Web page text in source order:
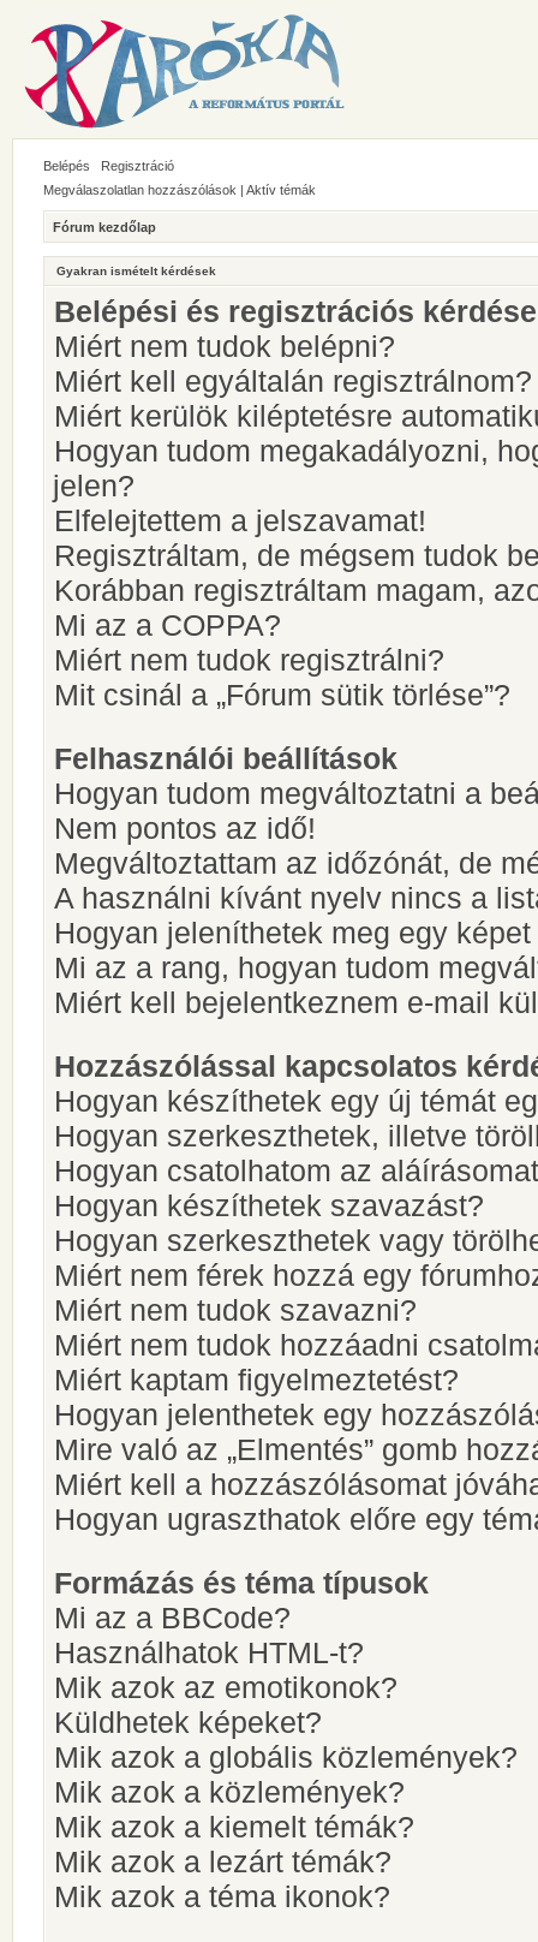
Belépés
Regisztráció
Megválaszolatlan hozzászólások | Aktív témák
Fórum kezdőlap
Gyakran ismételt kérdések
Belépési és regisztrációs
Miért nem tudok belépni?
Miért kell egyáltalán regisztrálnom?
Miért kerülök kiléptetésre
Hogyan tudom megakadályozni,
jelen?
Elfelejtettem a jelszavamat!
Regisztráltam, de mégsem tudok
Korábban regisztráltam magam,
Mi az a COPPA?
Miért nem tudok regisztrálni?
Mit csinál a „Fórum sütik törlése”?
Felhasználói beállítások
Hogyan tudom megváltoztatni a
Nem pontos az idő!
Megváltoztattam az időzónát, de
A használni kívánt nyelv nincs a
Hogyan jeleníthetek meg egy
Mi az a rang, hogyan tudom
Miért kell bejelentkeznem e-mail
Hozzászólással kapcsolatos
Hogyan készíthetek egy új témát
Hogyan szerkeszthetek, illetve
Hogyan csatolhatom az
Hogyan készíthetek szavazást?
Hogyan szerkeszthetek vagy
Miért nem férek hozzá egy
Miért nem tudok szavazni?
Miért nem tudok hozzáadni
Miért kaptam figyelmeztetést?
Hogyan jelenthetek egy
Mire való az „Elmentés” gomb
Miért kell a hozzászólásomat
Hogyan ugraszthatok előre egy
Formázás és téma típusok
Mi az a BBCode?
Használhatok HTML-t?
Mik azok az emotikonok?
Küldhetek képeket?
Mik azok a globális közlemények?
Mik azok a közlemények?
Mik azok a kiemelt témák?
Mik azok a lezárt témák?
Mik azok a téma ikonok?